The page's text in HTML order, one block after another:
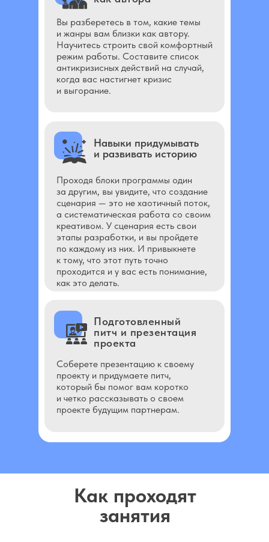
Соберете презентацию к своему
проекту и придумаете питч,
который бы помог вам коротко
и четко рассказывать о своем
проекте будущим партнерам.
Подготовленный
питч и презентация
проекта
Вы разберетесь в том, какие темы
и жанры вам близки как автору.
Научитесь строить свой комфортный
режим работы. Составите список
антикризисных действий на случай,
когда вас настигнет кризис
и выгорание.
Проходя блоки программы один
за другим, вы увидите, что создание
сценария — это не хаотичный поток,
а систематическая работа со своим
креативом. У сценария есть свои
этапы разработки, и вы пройдете
по каждому из них. И привыкнете
к тому, что этот путь точно
проходится и у вас есть понимание,
как это делать.
Навыки придумывать
и развивать историю
Для начинающих, которые
хотят сделать шаг в своей
карьере и наконец-то
Как проходят
занятия